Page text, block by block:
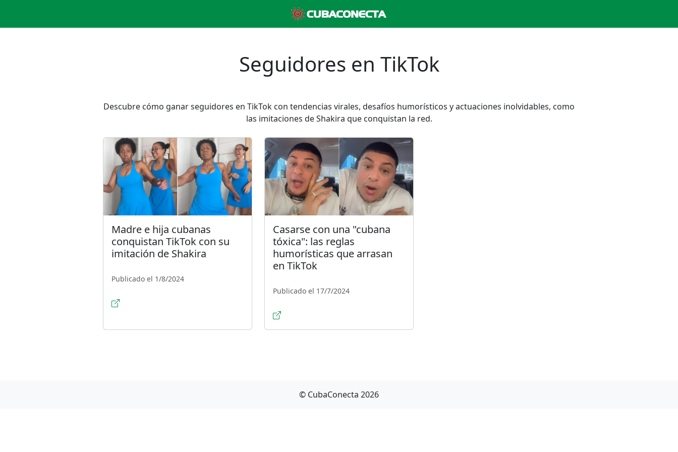
Seguidores en TikTok
Descubre cómo ganar seguidores en TikTok con tendencias virales, desafíos humorísticos y actuaciones inolvidables, como
las imitaciones de Shakira que conquistan la red.
Madre e hija cubanas
conquistan TikTok con su
imitación de Shakira
Publicado el 1/8/2024
Casarse con una "cubana
tóxica": las reglas
humorísticas que arrasan
en TikTok
Publicado el 17/7/2024
© CubaConecta 2026